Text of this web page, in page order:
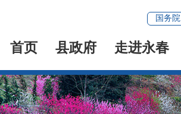
国务院
首页 县政府 走进永春